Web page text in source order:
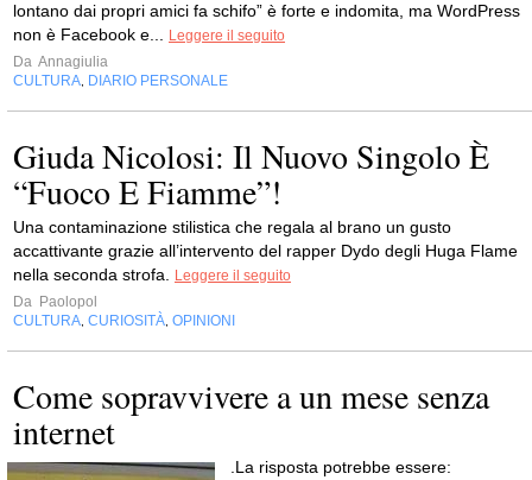
lontano dai propri amici fa schifo” è forte e indomita, ma WordPress
non è Facebook e... Leggere il seguito
Da Annagiulia
CULTURA, DIARIO PERSONALE
Giuda Nicolosi: Il Nuovo Singolo È
“Fuoco E Fiamme”!
Una contaminazione stilistica che regala al brano un gusto
accattivante grazie all’intervento del rapper Dydo degli Huga Flame
nella seconda strofa. Leggere il seguito
Da Paolopol
CULTURA, CURIOSITÀ, OPINIONI
Come sopravvivere a un mese senza
internet
.La risposta potrebbe essere: